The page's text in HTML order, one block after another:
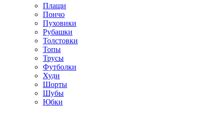
Плащи
Пончо
Пуховики
Рубашки
Толстовки
Топы
Трусы
Футболки
Худи
Шорты
Шубы
Юбки